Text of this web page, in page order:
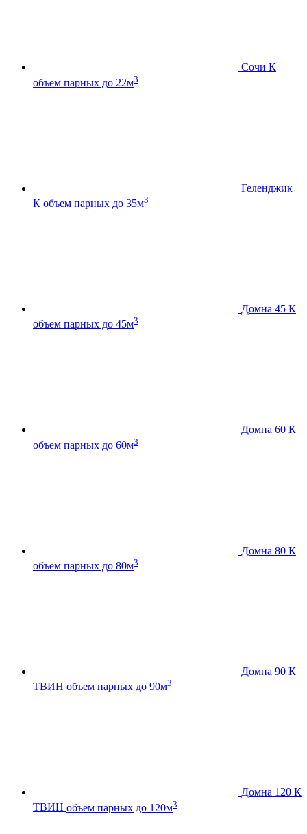
Сочи К
объем парных до 22м3
Геленджик
К объем парных до 35м3
Домна 45 К
объем парных до 45м3
Домна 60 К
объем парных до 60м3
Домна 80 К
объем парных до 80м3
Домна 90 К
ТВИН объем парных до 90м3
Домна 120 К
ТВИН объем парных до 120м3